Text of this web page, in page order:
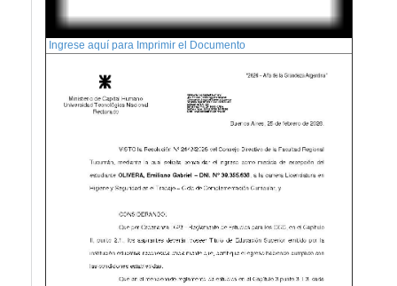
Ingrese aquí para Imprimir el Documento